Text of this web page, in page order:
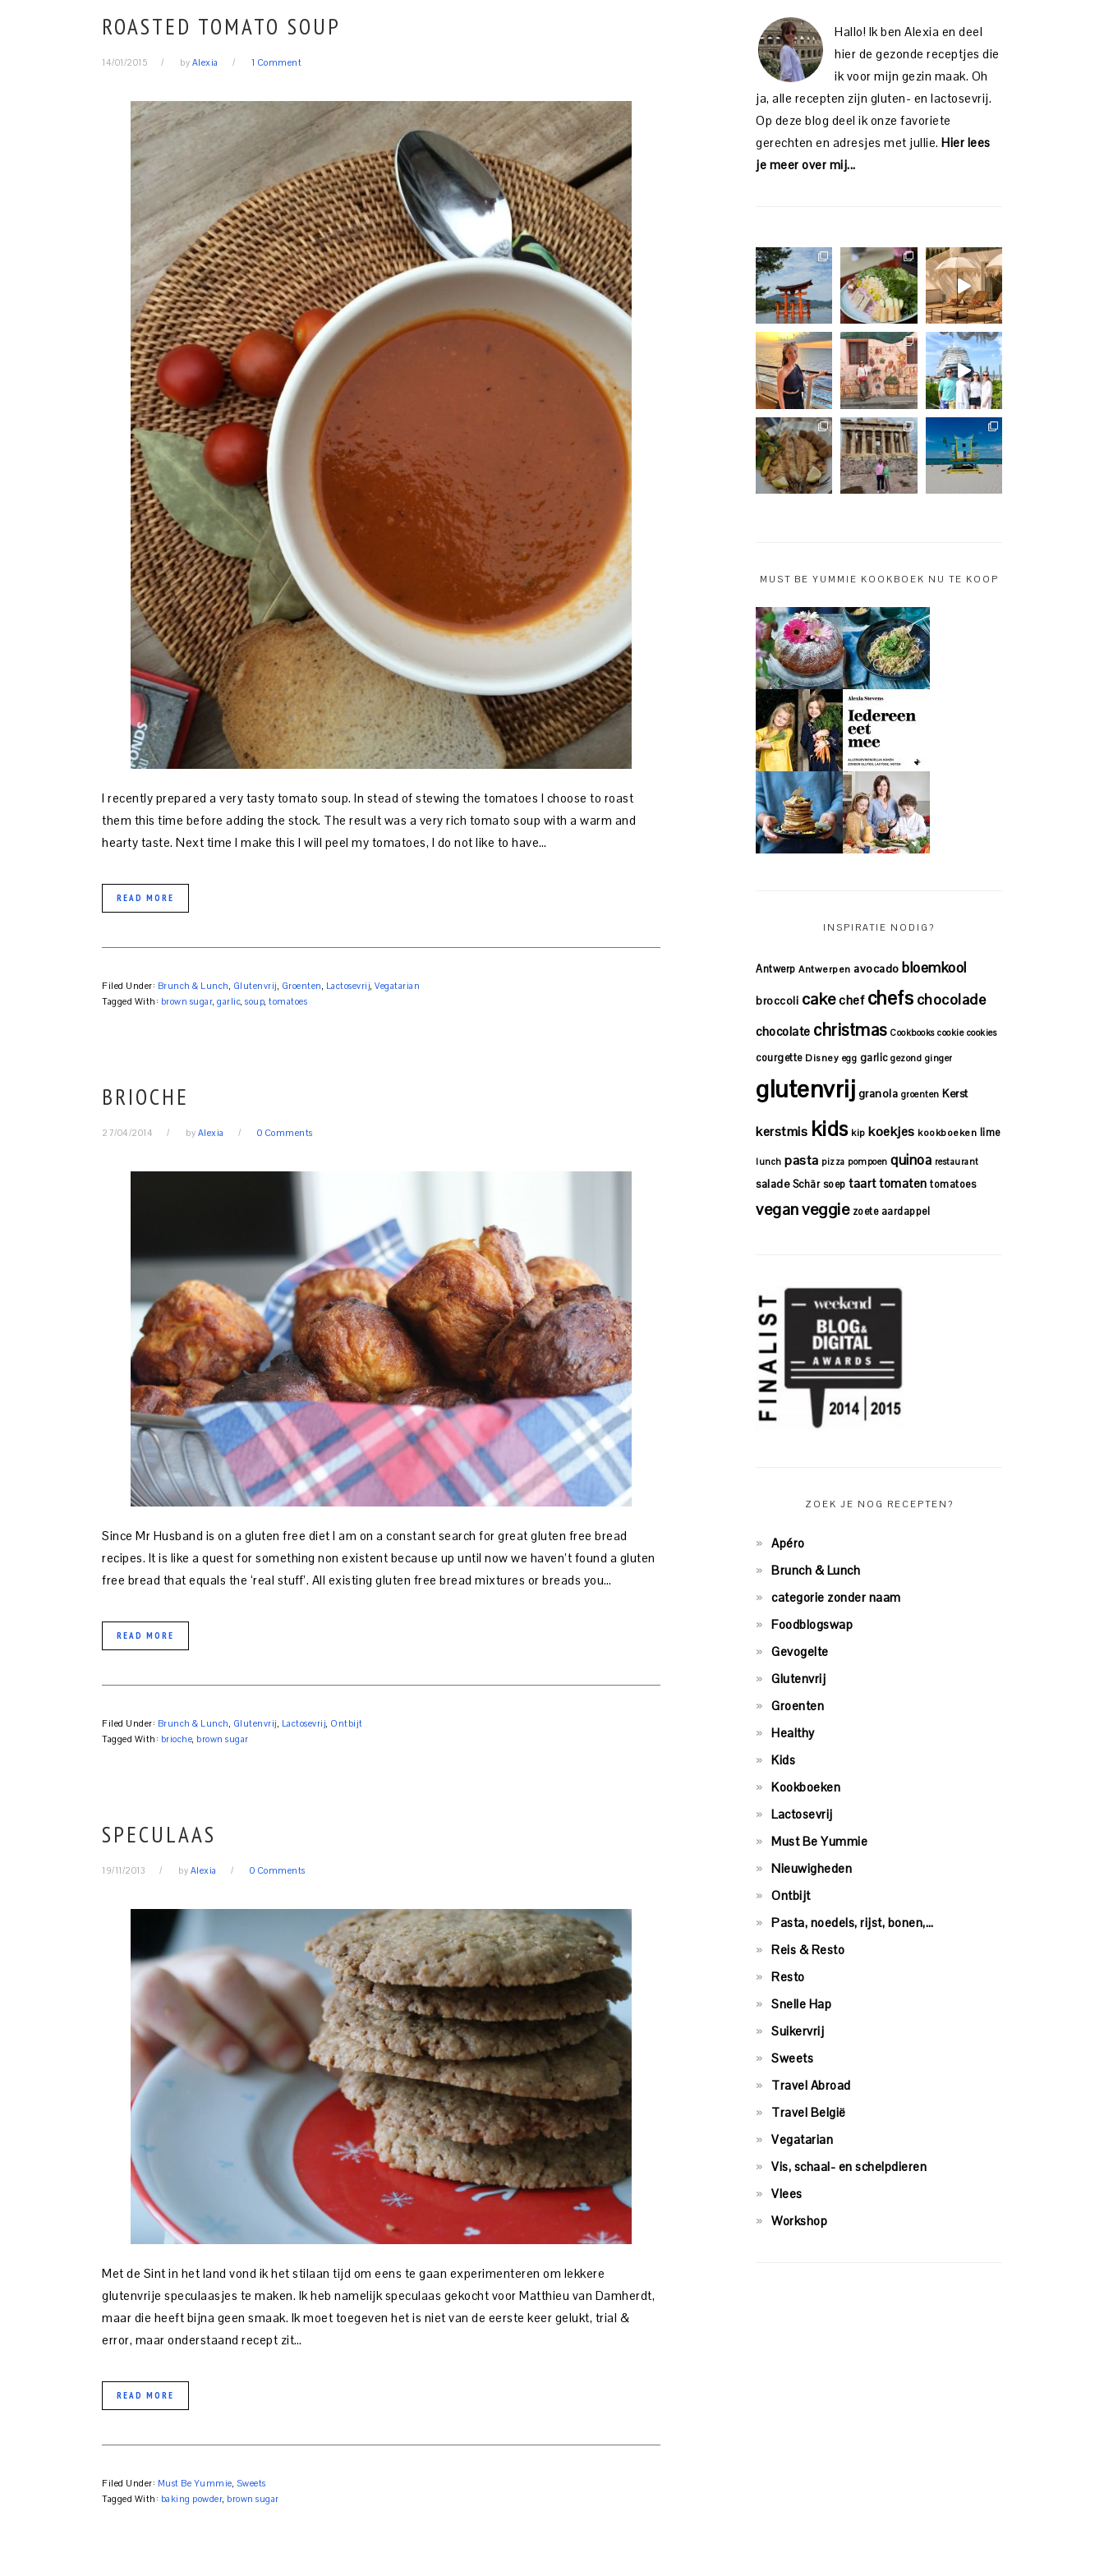
ROASTED TOMATO SOUP
14/01/2015 by Alexia 1 Comment
I recently prepared a very tasty tomato soup. In stead of stewing the tomatoes I choose to roast
them this time before adding the stock. The result was a very rich tomato soup with a warm and
hearty taste. Next time I make this I will peel my tomatoes, I do not like to have…
READ MORE
Filed Under: Brunch & Lunch, Glutenvrij, Groenten, Lactosevrij, Vegatarian
Tagged With: brown sugar, garlic, soup, tomatoes
BRIOCHE
27/04/2014 by Alexia 0 Comments
Since Mr Husband is on a gluten free diet I am on a constant search for great gluten free bread
recipes. It is like a quest for something non existent because up until now we haven’t found a gluten
free bread that equals the ‘real stuff’. All existing gluten free bread mixtures or breads you…
READ MORE
Filed Under: Brunch & Lunch, Glutenvrij, Lactosevrij, Ontbijt
Tagged With: brioche, brown sugar
SPECULAAS
19/11/2013 by Alexia 0 Comments
Met de Sint in het land vond ik het stilaan tijd om eens te gaan experimenteren om lekkere
glutenvrije speculaasjes te maken. Ik heb namelijk speculaas gekocht voor Matthieu van Damherdt,
maar die heeft bijna geen smaak. Ik moet toegeven het is niet van de eerste keer gelukt, trial &
error, maar onderstaand recept zit…
READ MORE
Filed Under: Must Be Yummie, Sweets
Tagged With: baking powder, brown sugar
Hallo! Ik ben Alexia en deel
hier de gezonde receptjes die
ik voor mijn gezin maak. Oh
ja, alle recepten zijn gluten- en lactosevrij.
Op deze blog deel ik onze favoriete
gerechten en adresjes met jullie. Hier lees
je meer over mij...
MUST BE YUMMIE KOOKBOEK NU TE KOOP
INSPIRATIE NODIG?
Antwerp Antwerpen avocado bloemkool
broccoli cakechef chefs chocolade
chocolate christmas Cookbooks cookie cookies
courgette Disney egg garlic gezond ginger
glutenvrij granola groenten Kerst
kerstmis kids kip koekjes kookboeken lime
lunch pasta pizza pompoen quinoa restaurant
salade Schär soep taarttomaten tomatoes
veganveggie zoete aardappel
ZOEK JE NOG RECEPTEN?
Apéro
Brunch & Lunch
categorie zonder naam
Foodblogswap
Gevogelte
Glutenvrij
Groenten
Healthy
Kids
Kookboeken
Lactosevrij
Must Be Yummie
Nieuwigheden
Ontbijt
Pasta, noedels, rijst, bonen,…
Reis & Resto
Resto
Snelle Hap
Suikervrij
Sweets
Travel Abroad
Travel België
Vegatarian
Vis, schaal- en schelpdieren
Vlees
Workshop